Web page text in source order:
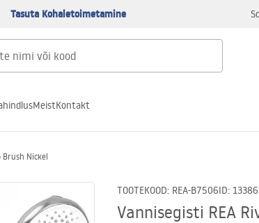
Tasuta Kohaletoimetamine
MeistKontakt
Brush Nickel
TOOTEKOOD: REA-B7506ID: 13386
Vannisegisti REA